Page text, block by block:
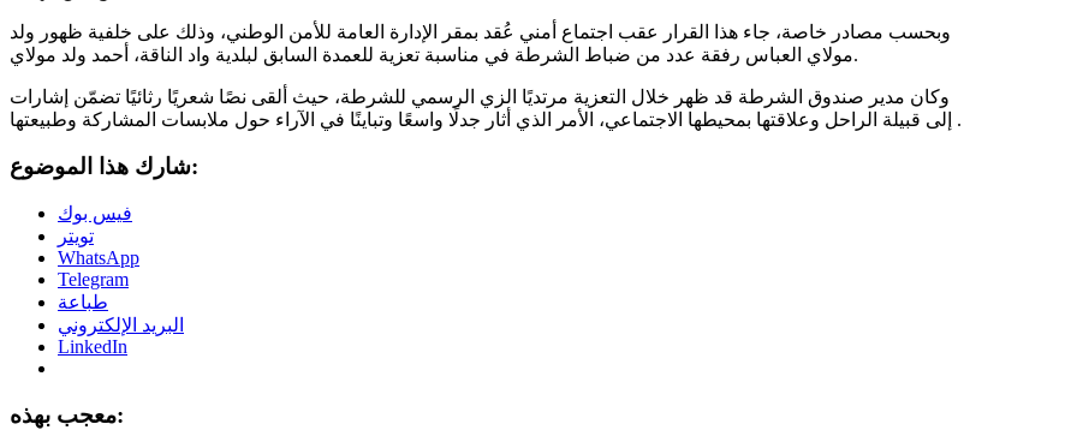
وبحسب مصادر خاصة، جاء هذا القرار عقب اجتماع أمني عُقد بمقر الإدارة العامة للأمن الوطني، وذلك على خلفية ظهور ولد
مولاي العباس رفقة عدد من ضباط الشرطة في مناسبة تعزية للعمدة السابق لبلدية واد الناقة، أحمد ولد مولاي.
وكان مدير صندوق الشرطة قد ظهر خلال التعزية مرتديًا الزي الرسمي للشرطة، حيث ألقى نصًا شعريًا رثائيًا تضمّن إشارات
إلى قبيلة الراحل وعلاقتها بمحيطها الاجتماعي، الأمر الذي أثار جدلًا واسعًا وتباينًا في الآراء حول ملابسات المشاركة وطبيعتها .
شارك هذا الموضوع:
فيس بوك
تويتر
WhatsApp
Telegram
طباعة
البريد الإلكتروني
LinkedIn
معجب بهذه: